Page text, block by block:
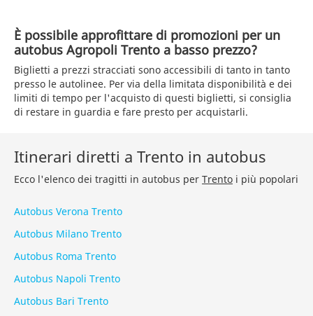
È possibile approfittare di promozioni per un
autobus Agropoli Trento a basso prezzo?
Biglietti a prezzi stracciati sono accessibili di tanto in tanto
presso le autolinee. Per via della limitata disponibilità e dei
limiti di tempo per l'acquisto di questi biglietti, si consiglia
di restare in guardia e fare presto per acquistarli.
Itinerari diretti a Trento in autobus
Ecco l'elenco dei tragitti in autobus per Trento i più popolari
Autobus Verona Trento
Autobus Milano Trento
Autobus Roma Trento
Autobus Napoli Trento
Autobus Bari Trento